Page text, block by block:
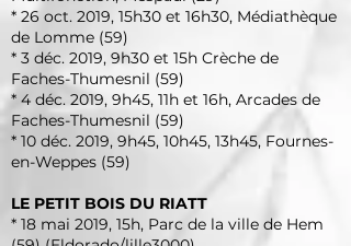
* 26 oct. 2019, 15h30 et 16h30, Médiathèque
de Lomme (59)
* 3 déc. 2019, 9h30 et 15h Crèche de
Faches-Thumesnil (59)
* 4 déc. 2019, 9h45, 11h et 16h, Arcades de
Faches-Thumesnil (59)
* 10 déc. 2019, 9h45, 10h45, 13h45, Fournes-
en-Weppes (59)
LE PETIT BOIS DU RIATT
* 18 mai 2019, 15h, Parc de la ville de Hem